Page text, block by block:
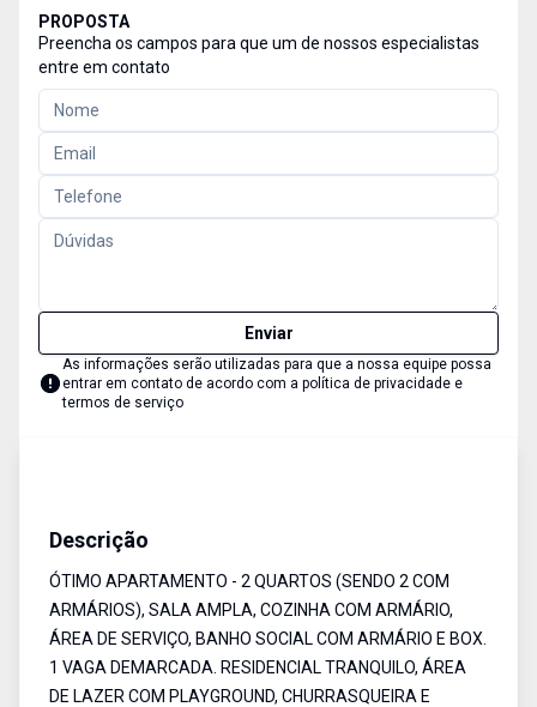
PROPOSTA
Preencha os campos para que um de nossos especialistas
entre em contato
Enviar
As informações serão utilizadas para que a nossa equipe possa
entrar em contato de acordo com a política de privacidade e
termos de serviço
Descrição
ÓTIMO APARTAMENTO - 2 QUARTOS (SENDO 2 COM
ARMÁRIOS), SALA AMPLA, COZINHA COM ARMÁRIO,
ÁREA DE SERVIÇO, BANHO SOCIAL COM ARMÁRIO E BOX.
1 VAGA DEMARCADA. RESIDENCIAL TRANQUILO, ÁREA
DE LAZER COM PLAYGROUND, CHURRASQUEIRA E